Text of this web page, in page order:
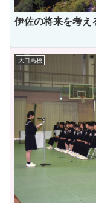
伊佐の将来を考え
大口高校